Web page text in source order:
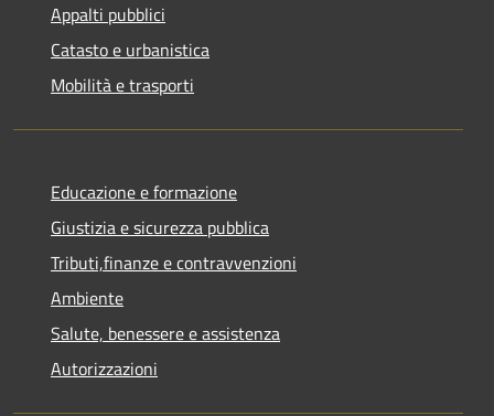
Appalti pubblici
Catasto e urbanistica
Mobilità e trasporti
Educazione e formazione
Giustizia e sicurezza pubblica
Tributi,finanze e contravvenzioni
Ambiente
Salute, benessere e assistenza
Autorizzazioni